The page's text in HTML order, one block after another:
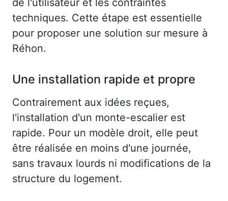
techniques. Cette étape est essentielle
pour proposer une solution sur mesure à
Réhon.
Une installation rapide et propre
Contrairement aux idées reçues,
l'installation d'un monte-escalier est
rapide. Pour un modèle droit, elle peut
être réalisée en moins d'une journée,
sans travaux lourds ni modifications de la
structure du logement.